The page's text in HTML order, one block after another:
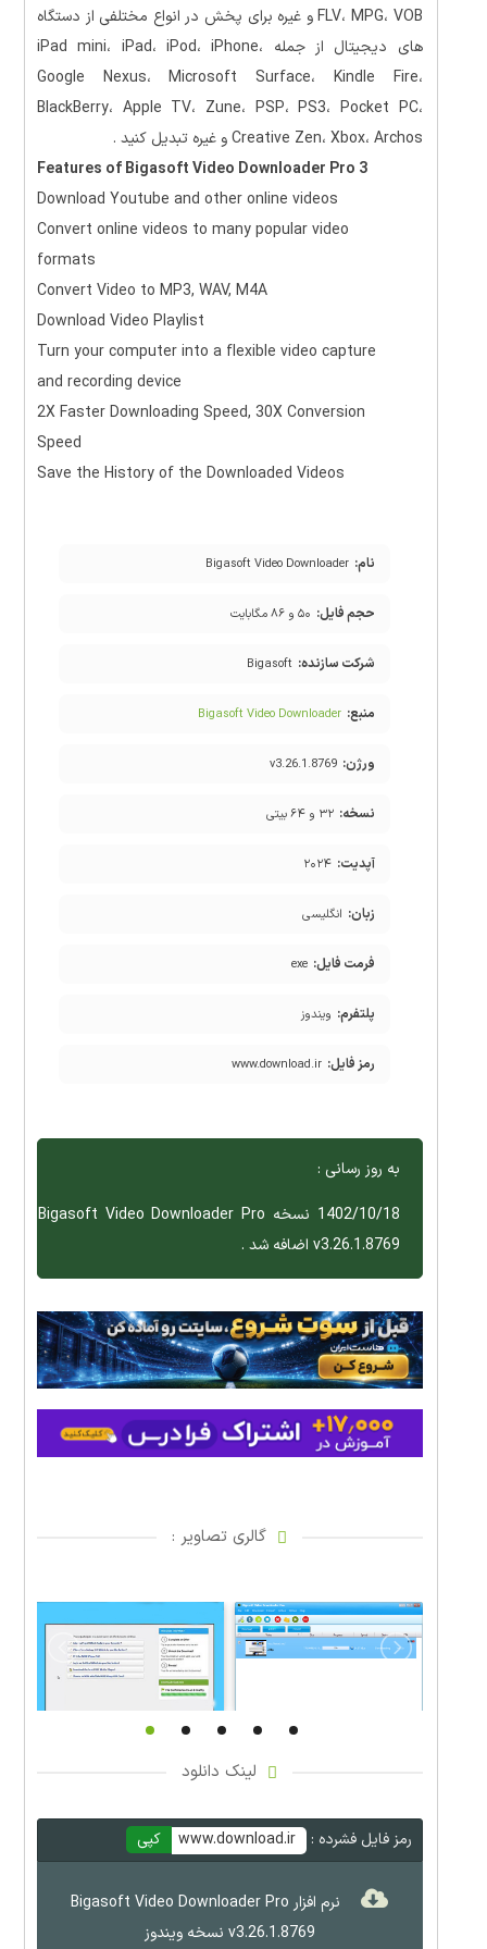
FLV، MPG، VOB و غیره برای پخش در انواع مختلفی از دستگاه
های دیجیتال از جمله iPad mini، iPad، iPod، iPhone،
Google Nexus، Microsoft Surface، Kindle Fire،
BlackBerry، Apple TV، Zune، PSP، PS3، Pocket PC،
Creative Zen، Xbox، Archos و غیره تبدیل کنید .
Features of Bigasoft Video Downloader Pro 3
Download Youtube and other online videos
Convert online videos to many popular video
formats
Convert Video to MP3, WAV, M4A
Download Video Playlist
Turn your computer into a flexible video capture
and recording device
2X Faster Downloading Speed, 30X Conversion
Speed
Save the History of the Downloaded Videos
نام: Bigasoft Video Downloader
حجم فایل: ۵۰ و ۸۶ مگابایت
شرکت سازنده: Bigasoft
منبع: Bigasoft Video Downloader
ورژن: v3.26.1.8769
نسخه: ۳۲ و ۶۴ بیتی
آپدیت: ۲۰۲۴
زبان: انگلیسی
فرمت فایل: exe
پلتفرم: ویندوز
رمز فایل: www.download.ir
به روز رسانی :
1402/10/18 نسخه Bigasoft Video Downloader Pro
v3.26.1.8769 اضافه شد .
گالری تصاویر :
لینک دانلود
رمز فایل فشرده : www.download.ir کپی
نرم افزار Bigasoft Video Downloader Pro
v3.26.1.8769 نسخه ویندوز